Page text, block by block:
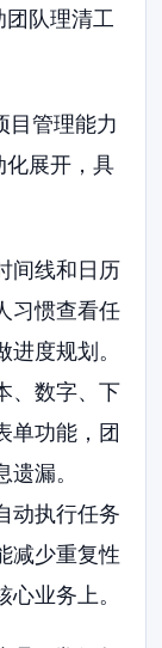
队理清工
目管理能力
化展开，具
间线和日历
习惯查看任
度规划。
、数字、下
单功能，团
漏。
动执行任务
减少重复性
业务上。